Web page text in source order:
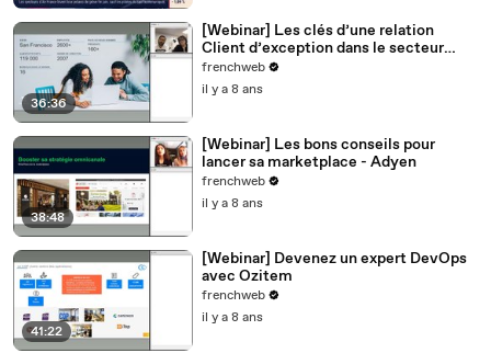
36:36
[Webinar] Les clés d’une relation
Client d’exception dans le secteur
BtoB - Synolia
frenchweb
il y a 8 ans
38:48
[Webinar] Les bons conseils pour
lancer sa marketplace - Adyen
frenchweb
il y a 8 ans
41:22
[Webinar] Devenez un expert DevOps
avec Ozitem
frenchweb
il y a 8 ans